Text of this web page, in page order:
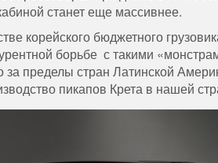
станет еще массивнее.
корейского бюджетного
борьбе с такими
за пределы стран Латинской
пикапов Крета в нашей